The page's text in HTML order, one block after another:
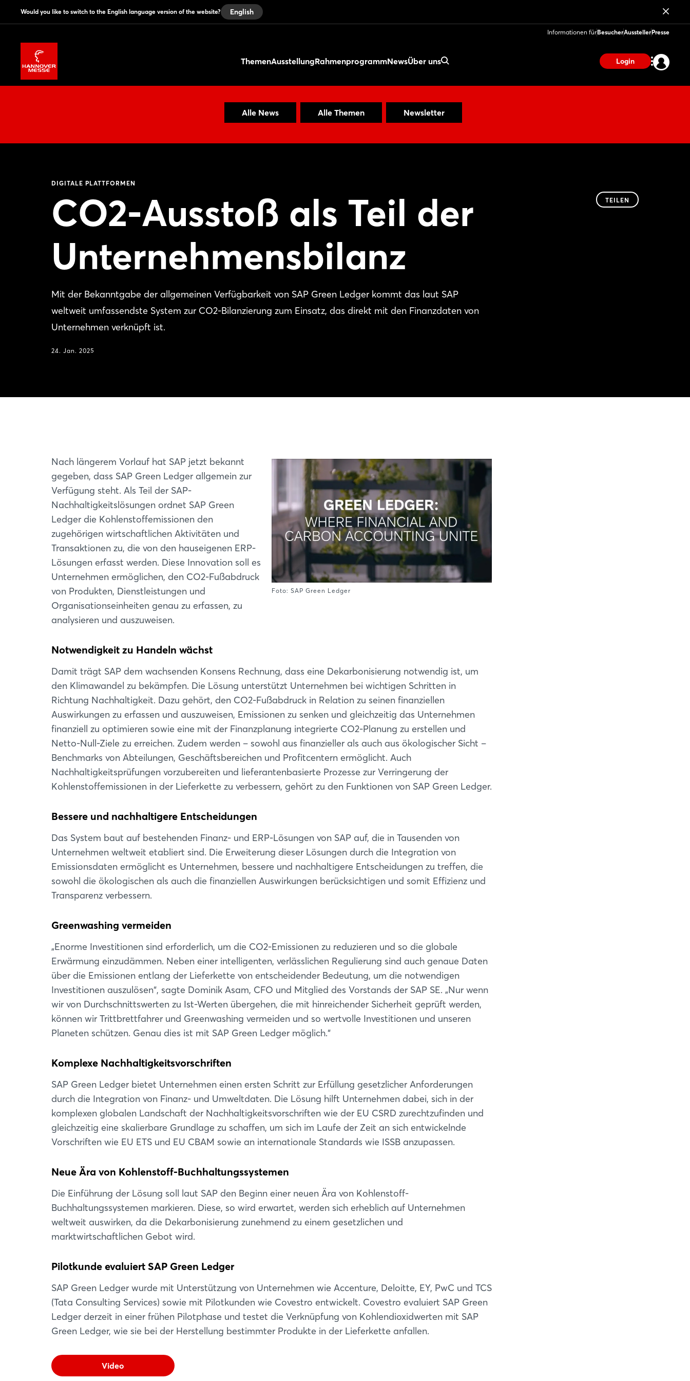
Would you like to switch to the English language version of the website? English
Informationen fürBesucherAusstellerPresse
ThemenAusstellungRahmenprogrammNewsÜber uns Login
Alle News Alle Themen Newsletter
DIGITALE PLATTFORMEN
CO2-Ausstoß als Teil der
Unternehmensbilanz
Mit der Bekanntgabe der allgemeinen Verfügbarkeit von SAP Green Ledger kommt das laut SAP
weltweit umfassendste System zur CO2-Bilanzierung zum Einsatz, das direkt mit den Finanzdaten von
Unternehmen verknüpft ist.
24. Jan. 2025
TEILEN
Foto: SAP Green Ledger
Nach längerem Vorlauf hat SAP jetzt bekannt
gegeben, dass SAP Green Ledger allgemein zur
Verfügung steht. Als Teil der SAP-
Nachhaltigkeitslösungen ordnet SAP Green
Ledger die Kohlenstoffemissionen den
zugehörigen wirtschaftlichen Aktivitäten und
Transaktionen zu, die von den hauseigenen ERP-
Lösungen erfasst werden. Diese Innovation soll es
Unternehmen ermöglichen, den CO2-Fußabdruck
von Produkten, Dienstleistungen und
Organisationseinheiten genau zu erfassen, zu
analysieren und auszuweisen.
Notwendigkeit zu Handeln wächst
Damit trägt SAP dem wachsenden Konsens Rechnung, dass eine Dekarbonisierung notwendig ist, um
den Klimawandel zu bekämpfen. Die Lösung unterstützt Unternehmen bei wichtigen Schritten in
Richtung Nachhaltigkeit. Dazu gehört, den CO2-Fußabdruck in Relation zu seinen finanziellen
Auswirkungen zu erfassen und auszuweisen, Emissionen zu senken und gleichzeitig das Unternehmen
finanziell zu optimieren sowie eine mit der Finanzplanung integrierte CO2-Planung zu erstellen und
Netto-Null-Ziele zu erreichen. Zudem werden – sowohl aus finanzieller als auch aus ökologischer Sicht –
Benchmarks von Abteilungen, Geschäftsbereichen und Profitcentern ermöglicht. Auch
Nachhaltigkeitsprüfungen vorzubereiten und lieferantenbasierte Prozesse zur Verringerung der
Kohlenstoffemissionen in der Lieferkette zu verbessern, gehört zu den Funktionen von SAP Green Ledger.
Bessere und nachhaltigere Entscheidungen
Das System baut auf bestehenden Finanz- und ERP-Lösungen von SAP auf, die in Tausenden von
Unternehmen weltweit etabliert sind. Die Erweiterung dieser Lösungen durch die Integration von
Emissionsdaten ermöglicht es Unternehmen, bessere und nachhaltigere Entscheidungen zu treffen, die
sowohl die ökologischen als auch die finanziellen Auswirkungen berücksichtigen und somit Effizienz und
Transparenz verbessern.
Greenwashing vermeiden
„Enorme Investitionen sind erforderlich, um die CO2-Emissionen zu reduzieren und so die globale
Erwärmung einzudämmen. Neben einer intelligenten, verlässlichen Regulierung sind auch genaue Daten
über die Emissionen entlang der Lieferkette von entscheidender Bedeutung, um die notwendigen
Investitionen auszulösen“, sagte Dominik Asam, CFO und Mitglied des Vorstands der SAP SE. „Nur wenn
wir von Durchschnittswerten zu Ist-Werten übergehen, die mit hinreichender Sicherheit geprüft werden,
können wir Trittbrettfahrer und Greenwashing vermeiden und so wertvolle Investitionen und unseren
Planeten schützen. Genau dies ist mit SAP Green Ledger möglich.“
Komplexe Nachhaltigkeitsvorschriften
SAP Green Ledger bietet Unternehmen einen ersten Schritt zur Erfüllung gesetzlicher Anforderungen
durch die Integration von Finanz- und Umweltdaten. Die Lösung hilft Unternehmen dabei, sich in der
komplexen globalen Landschaft der Nachhaltigkeitsvorschriften wie der EU CSRD zurechtzufinden und
gleichzeitig eine skalierbare Grundlage zu schaffen, um sich im Laufe der Zeit an sich entwickelnde
Vorschriften wie EU ETS und EU CBAM sowie an internationale Standards wie ISSB anzupassen.
Neue Ära von Kohlenstoff-Buchhaltungssystemen
Die Einführung der Lösung soll laut SAP den Beginn einer neuen Ära von Kohlenstoff-
Buchhaltungssystemen markieren. Diese, so wird erwartet, werden sich erheblich auf Unternehmen
weltweit auswirken, da die Dekarbonisierung zunehmend zu einem gesetzlichen und
marktwirtschaftlichen Gebot wird.
Pilotkunde evaluiert SAP Green Ledger
SAP Green Ledger wurde mit Unterstützung von Unternehmen wie Accenture, Deloitte, EY, PwC und TCS
(Tata Consulting Services) sowie mit Pilotkunden wie Covestro entwickelt. Covestro evaluiert SAP Green
Ledger derzeit in einer frühen Pilotphase und testet die Verknüpfung von Kohlendioxidwerten mit SAP
Green Ledger, wie sie bei der Herstellung bestimmter Produkte in der Lieferkette anfallen.
Video
Login
Einloggen
Noch nicht angemeldet?
Jetzt registrieren